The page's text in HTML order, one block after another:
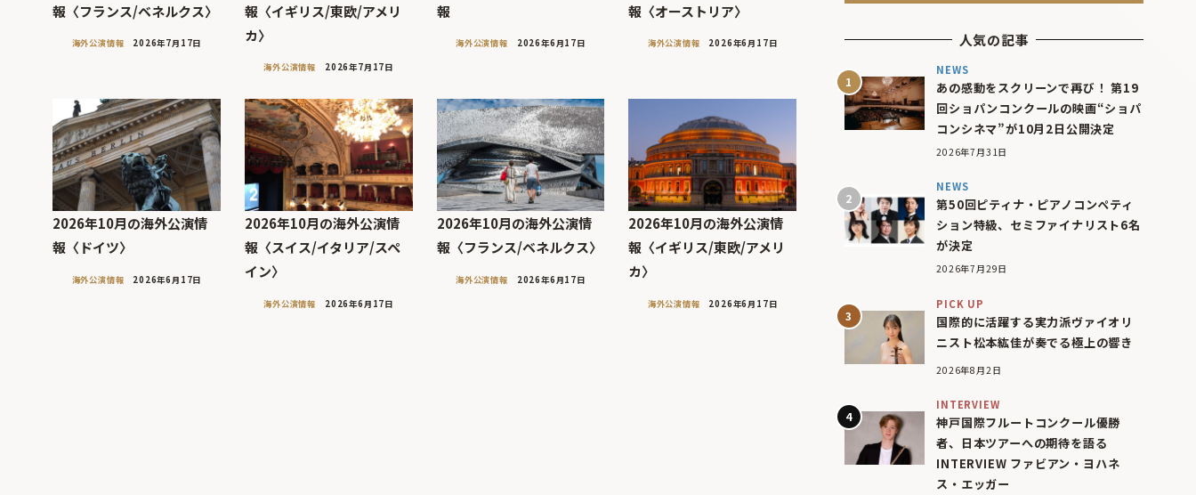
報〈フランス/ベネルクス〉
海外公演情報 2026年7月17日
報〈イギリス/東欧/アメリ
カ〉
海外公演情報 2026年7月17日
報
海外公演情報 2026年6月17日
報〈オーストリア〉
海外公演情報 2026年6月17日
2026年10月の海外公演情
報〈ドイツ〉
海外公演情報 2026年6月17日
2026年10月の海外公演情
報〈スイス/イタリア/スペ
イン〉
海外公演情報 2026年6月17日
2026年10月の海外公演情
報〈フランス/ベネルクス〉
海外公演情報 2026年6月17日
2026年10月の海外公演情
報〈イギリス/東欧/アメリ
カ〉
海外公演情報 2026年6月17日
人気の記事
NEWS
あの感動をスクリーンで再び！ 第19
回ショパンコンクールの映画“ショパ
コンシネマ”が10月2日公開決定
2026年7月31日
NEWS
第50回ピティナ・ピアノコンペティ
ション特級、セミファイナリスト6名
が決定
2026年7月29日
PICK UP
国際的に活躍する実力派ヴァイオリ
ニスト松本紘佳が奏でる極上の響き
2026年8月2日
INTERVIEW
神戸国際フルートコンクール優勝
者、日本ツアーへの期待を語る
INTERVIEW ファビアン・ヨハネ
ス・エッガー